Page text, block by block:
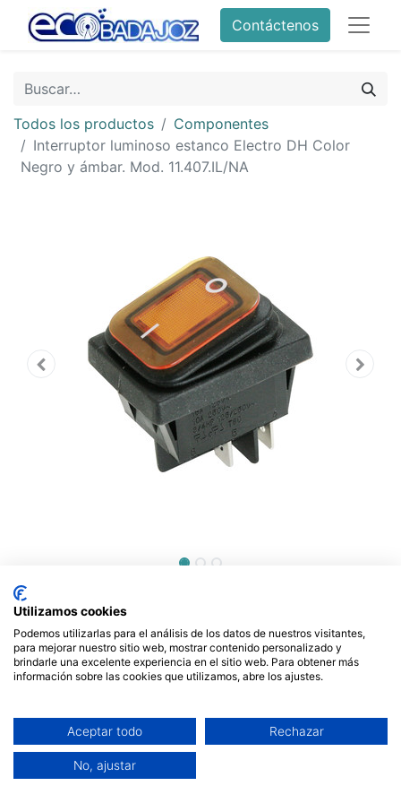
Contáctenos
Todos los productos
Componentes
Interruptor luminoso estanco Electro DH Color
Negro y ámbar. Mod. 11.407.IL/NA
Interruptor luminoso estanco
Electro DH Color Negro y
ámbar. Mod. 11.407.IL/NA
Utilizamos cookies
Podemos utilizarlas para el análisis de los datos de nuestros visitantes,
para mejorar nuestro sitio web, mostrar contenido personalizado y
brindarle una excelente experiencia en el sitio web. Para obtener más
información sobre las cookies que utilizamos, abre los ajustes.
Aceptar todo Rechazar
No, ajustar